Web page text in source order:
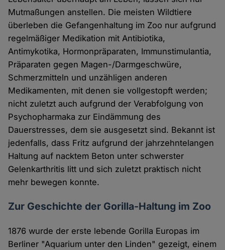
Mutmaßungen anstellen. Die meisten Wildtiere
überleben die Gefangenhaltung im Zoo nur aufgrund
regelmäßiger Medikation mit Antibiotika,
Antimykotika, Hormonpräparaten, Immunstimulantia,
Präparaten gegen Magen-/Darmgeschwüre,
Schmerzmitteln und unzähligen anderen
Medikamenten, mit denen sie vollgestopft werden;
nicht zuletzt auch aufgrund der Verabfolgung von
Psychopharmaka zur Eindämmung des
Dauerstresses, dem sie ausgesetzt sind. Bekannt ist
jedenfalls, dass Fritz aufgrund der jahrzehntelangen
Haltung auf nacktem Beton unter schwerster
Gelenkarthritis litt und sich zuletzt praktisch nicht
mehr bewegen konnte.
Zur Geschichte der Gorilla-Haltung im Zoo
1876 wurde der erste lebende Gorilla Europas im
Berliner "Aquarium unter den Linden" gezeigt, einem